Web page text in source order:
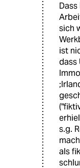
sich
ist
dass
s.g.
als